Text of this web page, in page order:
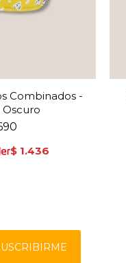
Combinados -
$ 1.436